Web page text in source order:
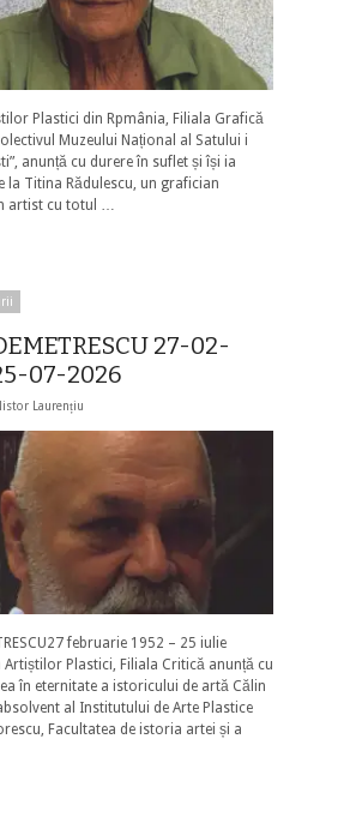
Plastici din Rpmânia, Filiala Grafică
Muzeului Național al Satului i
anunță cu durere în suflet și își ia
la Titina Rădulescu, un grafician
artist cu totul …
27-02-
07-2026
Laurențiu
februarie 1952 – 25 iulie
Artiștilor Plastici, Filiala Critică anunță cu
în eternitate a istoricului de artă Călin
al Institutului de Arte Plastice
Facultatea de istoria artei și a